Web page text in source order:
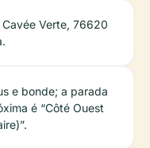
Verte, 76620
e bonde; a parada
é “Côté Ouest